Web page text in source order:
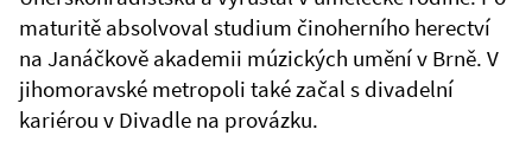
maturitě absolvoval studium činoherního herectví
na Janáčkově akademii múzických umění v Brně. V
jihomoravské metropoli také začal s divadelní
kariérou v Divadle na provázku.